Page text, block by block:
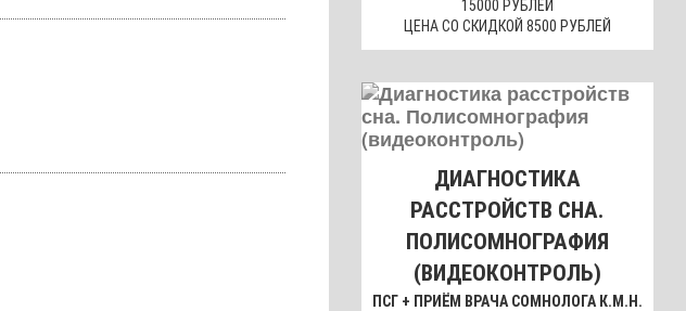
15000 РУБЛЕЙ
ЦЕНА СО СКИДКОЙ 8500 РУБЛЕЙ
ДИАГНОСТИКА
РАССТРОЙСТВ СНА.
ПОЛИСОМНОГРАФИЯ
(ВИДЕОКОНТРОЛЬ)
ПСГ + ПРИЁМ ВРАЧА СОМНОЛОГА К.М.Н.